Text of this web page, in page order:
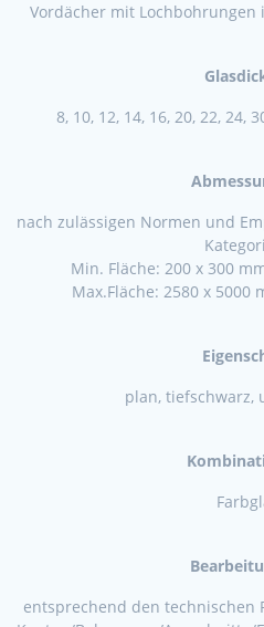
Vordächer mit Lochbohrungen
8, 10, 12, 14, 16, 20, 22, 24,
nach zulässigen Normen und
Min. Fläche: 200 x 300
Max.Fläche: 2580 x
plan, tiefschwarz,
entsprechend den technischen